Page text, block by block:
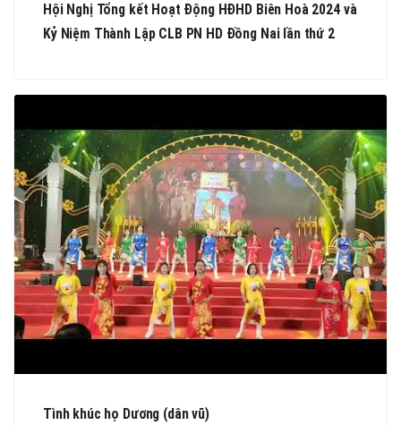
Hội Nghị Tổng kết Hoạt Động HĐHD Biên Hoà 2024 và
Kỷ Niệm Thành Lập CLB PN HD Đồng Nai lần thứ 2
Tình khúc họ Dương (dân vũ)